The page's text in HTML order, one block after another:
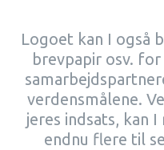
Logoet kan I også
brevpapir osv.
verdensmålene.
jeres indsats, kan
endnu flere til